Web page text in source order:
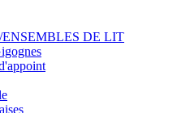
DE LIT